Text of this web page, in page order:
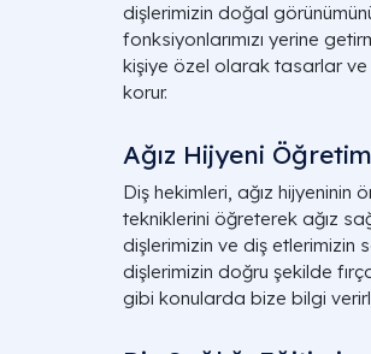
dişlerimizin doğal
fonksiyonlarımızı yerine
kişiye özel olarak tasarlar ve
korur.
Ağız Hijyeni
Diş hekimleri, ağız hijyeninin
tekniklerini öğreterek ağız
dişlerimizin ve diş etlerimizin
dişlerimizin doğru şekilde
gibi konularda bize bilgi